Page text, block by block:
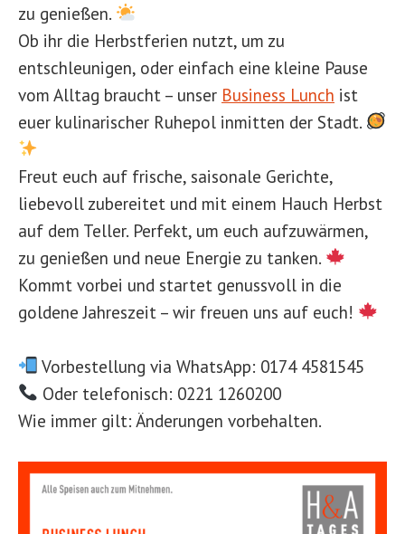
zu genießen.
Ob ihr die Herbstferien nutzt, um zu
entschleunigen, oder einfach eine kleine Pause
vom Alltag braucht – unser Business Lunch ist
euer kulinarischer Ruhepol inmitten der Stadt.
Freut euch auf frische, saisonale Gerichte,
liebevoll zubereitet und mit einem Hauch Herbst
auf dem Teller. Perfekt, um euch aufzuwärmen,
zu genießen und neue Energie zu tanken.
Kommt vorbei und startet genussvoll in die
goldene Jahreszeit – wir freuen uns auf euch!
Vorbestellung via WhatsApp: 0174 4581545
Oder telefonisch: 0221 1260200
Wie immer gilt: Änderungen vorbehalten.